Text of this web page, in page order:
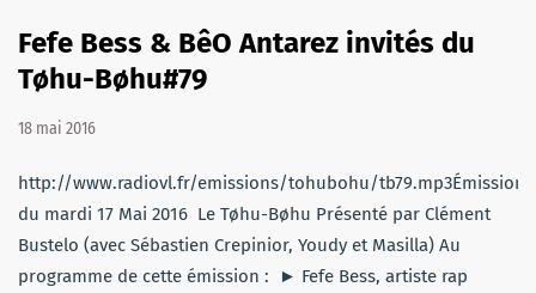
Fefe Bess & BêO Antarez invités du
Tøhu-Bøhu#79
18 mai 2016
http://www.radiovl.fr/emissions/tohubohu/tb79.mp3Émission
du mardi 17 Mai 2016 Le Tøhu-Bøhu Présenté par Clément
Bustelo (avec Sébastien Crepinior, Youdy et Masilla) Au
programme de cette émission : ► Fefe Bess, artiste rap